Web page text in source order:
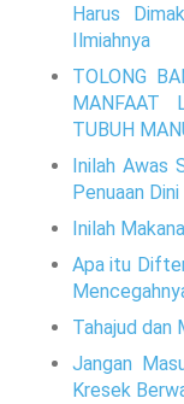
Harus
Ilmiahnya
TOLONG
MANFAAT
TUBUH
Inilah Awas
Penuaan Dini
Inilah
Apa itu
Tahajud dan
Jangan
Kresek